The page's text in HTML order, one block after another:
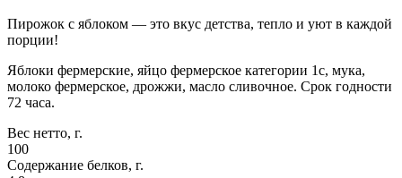
Пирожок с яблоком — это вкус детства, тепло и уют в каждой
порции!
Яблоки фермерские, яйцо фермерское категории 1с, мука,
молоко фермерское, дрожжи, масло сливочное. Срок годности
72 часа.
Вес нетто, г.
100
Содержание белков, г.